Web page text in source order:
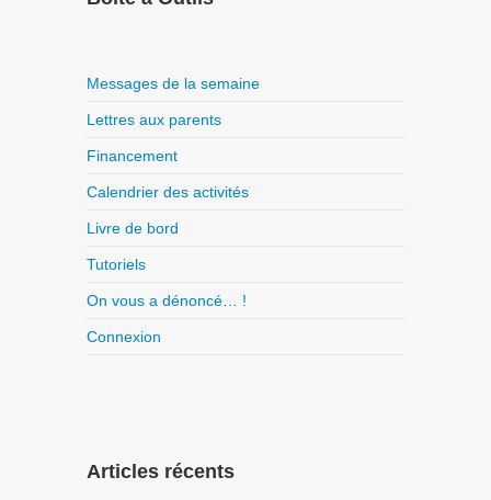
Messages de la semaine
Lettres aux parents
Financement
Calendrier des activités
Livre de bord
Tutoriels
On vous a dénoncé… !
Connexion
Articles récents